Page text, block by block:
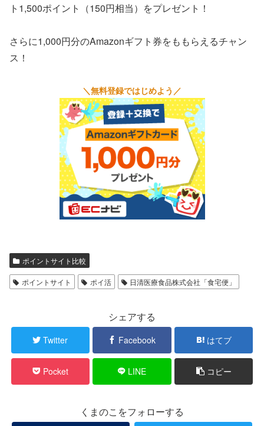
ト1,500ポイント（150円相当）をプレゼント！
さらに1,000円分のAmazonギフト券をももらえるチャン
ス！
＼無料登録ではじめよう／
ポイントサイト比較
ポイントサイト ポイ活 日清医療食品株式会社「食宅便」
シェアする
Twitter Facebook はてブ
Pocket LINE コピー
くまのこをフォローする